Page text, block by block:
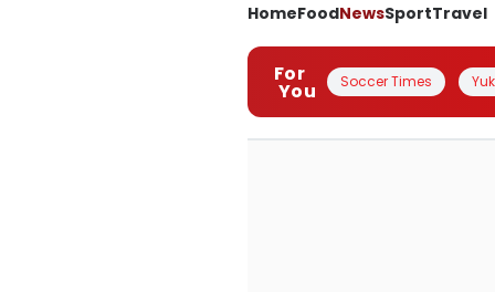
HomeFoodNewsSportTravel
For
You Soccer Times